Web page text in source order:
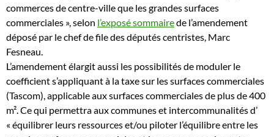
commerces de centre-ville que les grandes surfaces
commerciales », selon l’exposé sommairede l’amendement
déposé par le chef de file des députés centristes, Marc
Fesneau.
L’amendement élargit aussi les possibilités de moduler le
coefficient s’appliquant à la taxe sur les surfaces commerciales
(Tascom), applicable aux surfaces commerciales de plus de 400
m². Ce qui permettra aux communes et intercommunalités d’
« équilibrer leurs ressources et/ou piloter l’équilibre entre les